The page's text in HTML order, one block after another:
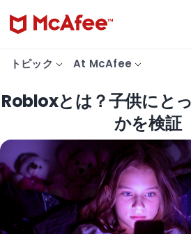
トピック At McAfee
Robloxとは？子供にと
かを検証